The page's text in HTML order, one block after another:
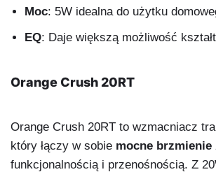
Moc: 5W idealna do użytku
EQ: Daje większą możliwość
Orange Crush 20RT
Orange Crush 20RT to wzmacniacz
który łączy w sobie mocne brzmienie
funkcjonalnością i przenośnością. Z